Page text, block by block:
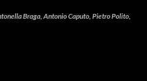
Braga, Antonio Caputo, Pietro Polito,